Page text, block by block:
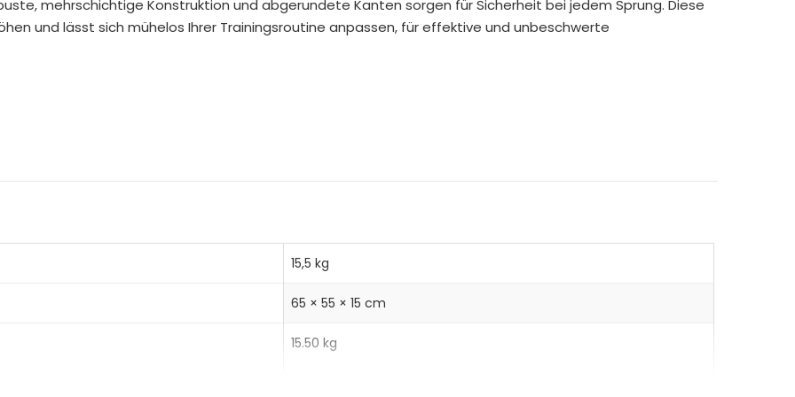
n
a
mehrschichtige Konstruktion und abgerundete Kanten sorgen für Sicherheit bei jedem Sprung. Diese
und lässt sich mühelos Ihrer Trainingsroutine anpassen, für effektive und unbeschwerte
Plyo Box das Risiko von Stößen und Kratzern
Unterstützung bis zu 120 kg
Höhen: 61/51/41 cm
Box bietet hervorragenden Halt für sichere Landungen
Bewegen und bequemes Umpositionieren
15,5 kg
65 × 55 × 15 cm
15.50 kg